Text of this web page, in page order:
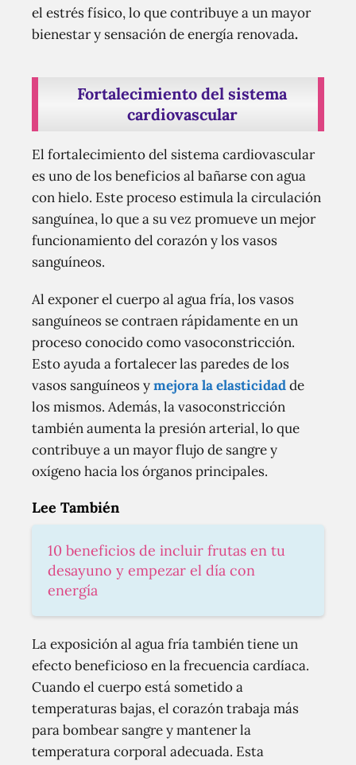
el estrés físico, lo que contribuye a un mayor
bienestar y sensación de energía renovada.
Fortalecimiento del sistema
cardiovascular
El fortalecimiento del sistema cardiovascular
es uno de los beneficios al bañarse con agua
con hielo. Este proceso estimula la circulación
sanguínea, lo que a su vez promueve un mejor
funcionamiento del corazón y los vasos
sanguíneos.
Al exponer el cuerpo al agua fría, los vasos
sanguíneos se contraen rápidamente en un
proceso conocido como vasoconstricción.
Esto ayuda a fortalecer las paredes de los
vasos sanguíneos ymejora la elasticidadde
los mismos. Además, la vasoconstricción
también aumenta la presión arterial, lo que
contribuye a un mayor flujo de sangre y
oxígeno hacia los órganos principales.
Lee También
10 beneficios de incluir frutas en tu
desayuno y empezar el día con
energía
La exposición al agua fría también tiene un
efecto beneficioso en la frecuencia cardíaca.
Cuando el cuerpo está sometido a
temperaturas bajas, el corazón trabaja más
para bombear sangre y mantener la
temperatura corporal adecuada. Esta